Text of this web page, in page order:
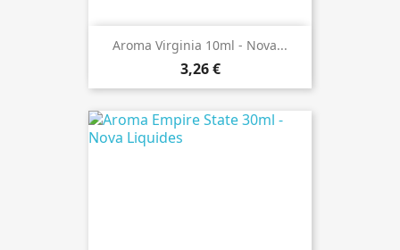
Aroma Virginia 10ml - Nova...
3,26 €